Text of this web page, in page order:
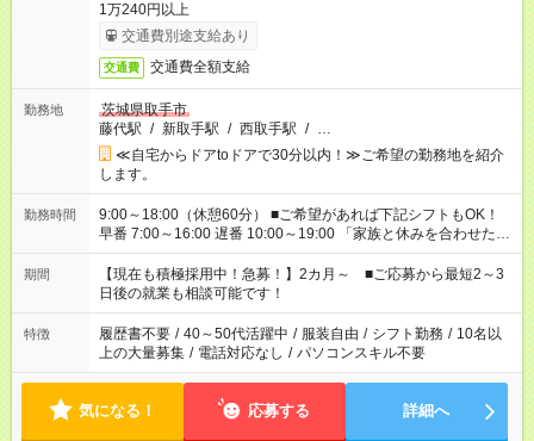
1万240円以上
交通費別途支給あり
交通費 交通費全額支給
勤務地
茨城県取手市
藤代駅 / 新取手駅 / 西取手駅 / …
≪自宅からドアtoドアで30分以内！≫ご希望の勤務地を紹介
します。
勤務時間
9:00～18:00（休憩60分） ■ご希望があれば下記シフトもOK！
早番 7:00～16:00 遅番 10:00～19:00 「家族と休みを合わせた
い」 「余裕を持って夕飯の準備がしたい」 「できれば残業はし
たくない」 など、ご希望を教えてくださいね。 ※Wワーク希望
の方へ 今ご覧のお仕事で希望する勤務時間と、もう1つのお仕事
の勤務時間。 合計で週40時間を超える場合は応募できません。
期間
【現在も積極採用中！急募！】2カ月～ ■ご応募から最短2～3
日後の就業も相談可能です！
特徴 履歴書不要 / 40～50代活躍中 / 服装自由 / シフト勤務 / 10名以
上の大量募集 / 電話対応なし / パソコンスキル不要
気になる！ 応募する 詳細へ